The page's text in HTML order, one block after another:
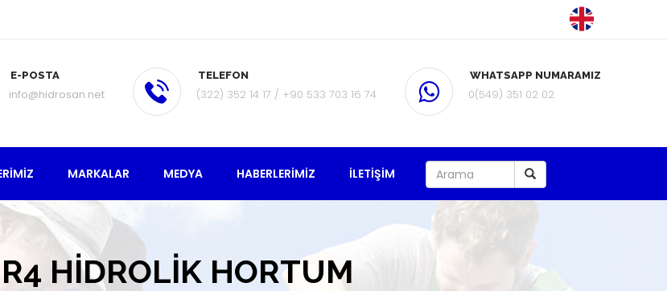
E-POSTA
info@hidrosan.net
TELEFON
(322) 352 14 17 / +90 533 703 16 74
WHATSAPP NUMARAMIZ
0(549) 351 02 02
MARKALAR MEDYA HABERLERIMIZ İLETIŞIM
HIDROLIK HORTUM